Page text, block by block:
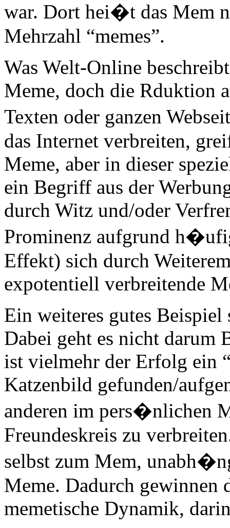
war. Dort hei�t das Mem
Mehrzahl “memes”.
Was Welt-Online
Meme, doch die Rduktion
Texten oder ganzen
das Internet verbreiten,
Meme, aber in dieser
ein Begriff aus der
durch Witz und/oder
Prominenz aufgrund
Effekt) sich durch
expotentiell verbreitende
Ein weiteres gutes
Dabei geht es nicht darum
ist vielmehr der Erfolg ein
Katzenbild gefunden/
anderen im pers�nlichen
Freundeskreis zu
selbst zum Mem,
Meme. Dadurch gewinnen
memetische Dynamik,